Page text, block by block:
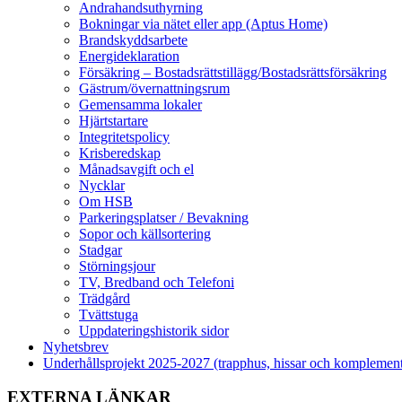
Andrahandsuthyrning
Bokningar via nätet eller app (Aptus Home)
Brandskyddsarbete
Energideklaration
Försäkring – Bostadsrättstillägg/Bostadsrättsförsäkring
Gästrum/övernattningsrum
Gemensamma lokaler
Hjärtstartare
Integritetspolicy
Krisberedskap
Månadsavgift och el
Nycklar
Om HSB
Parkeringsplatser / Bevakning
Sopor och källsortering
Stadgar
Störningsjour
TV, Bredband och Telefoni
Trädgård
Tvättstuga
Uppdateringshistorik sidor
Nyhetsbrev
Underhållsprojekt 2025-2027 (trapphus, hissar och
EXTERNA LÄNKAR